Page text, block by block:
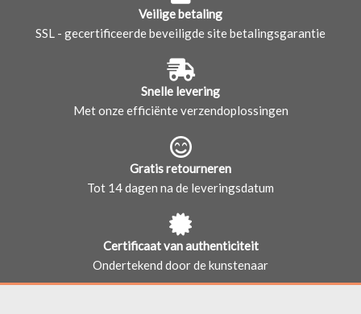
Veilige betaling
SSL - gecertificeerde beveiligde site betalingsgarantie
Snelle levering
Met onze efficiënte verzendoplossingen
Gratis retourneren
Tot 14 dagen na de leveringsdatum
Certificaat van authenticiteit
Ondertekend door de kunstenaar